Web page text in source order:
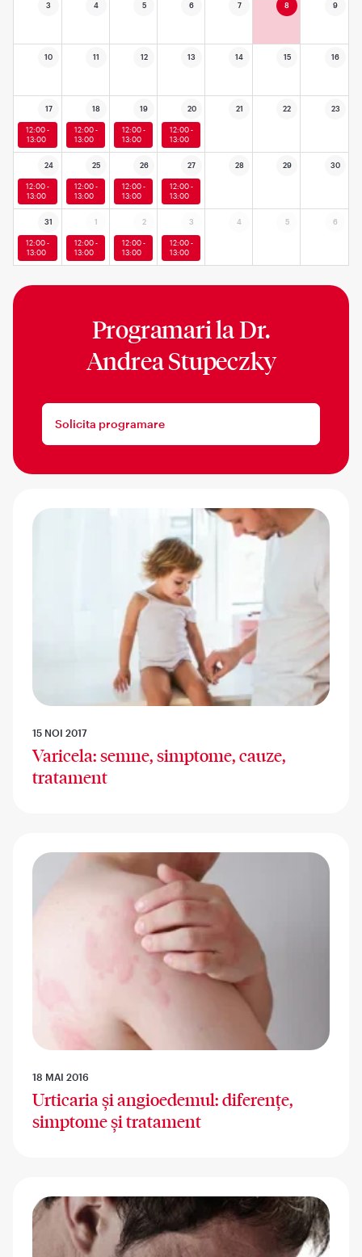
3 4 5 6 7 8 9
10 11 12 13 14 15 16
17 18 19 20 21 22 23
12:00 -
13:00
12:00 -
13:00
12:00 -
13:00
12:00 -
13:00
24 25 26 27 28 29 30
12:00 -
13:00
12:00 -
13:00
12:00 -
13:00
12:00 -
13:00
31 1 2 3 4 5 6
12:00 -
13:00
12:00 -
13:00
12:00 -
13:00
12:00 -
13:00
Programari laDr.
Andrea Stupeczky
Solicita programare
15 NOI 2017
Varicela: semne, simptome, cauze,
tratament
18 MAI 2016
Urticaria și angioedemul: diferențe,
simptome și tratament